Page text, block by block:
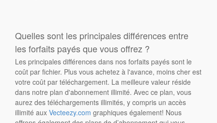
Quelles sont les principales différences entre
les forfaits payés que vous offrez ?
Les principales différences dans nos forfaits payés sont le
coût par fichier. Plus vous achetez à l'avance, moins cher est
votre coût par téléchargement. La meilleure valeur réside
dans notre plan d'abonnement illimité. Avec ce plan, vous
aurez des téléchargements illimités, y compris un accès
illimité auxVecteezy.com graphiques également! Nous